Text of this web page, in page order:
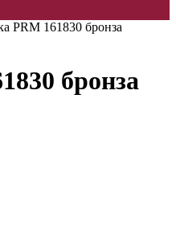
PRM 161830 бронза
бронза